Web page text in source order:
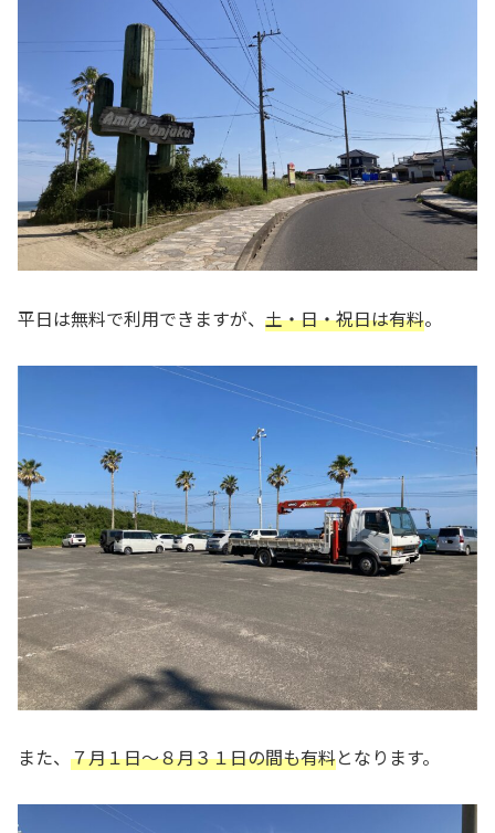
平日は無料で利用できますが、 土・日・祝日は有料。
また、 ７月１日〜８月３１日の間も有料となります。